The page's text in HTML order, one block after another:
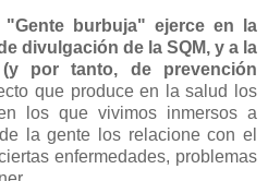
burbuja" ejerce en la
divulgación de la SQM, y a la
por tanto, de prevención
que produce en la salud los
los que vivimos inmersos a
la gente los relacione con el
enfermedades, problemas